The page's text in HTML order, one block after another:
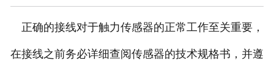
合作产品
服务案例
正确的接线对于触力传感器的正常工作至关重要，
在接线之前务必详细查阅传感器的技术规格书，并遵